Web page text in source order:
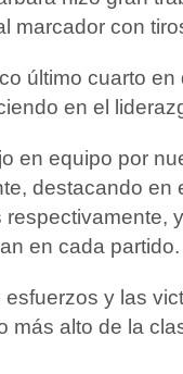
marcador con
último cuarto
en el
en equipo por
destacando en
en cada partido.
y las
más alto de la